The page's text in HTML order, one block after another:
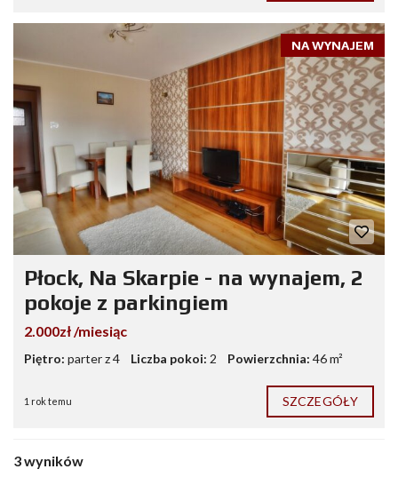
NA WYNAJEM
Płock, Na Skarpie - na wynajem, 2
pokoje z parkingiem
2.000zł /miesiąc
Piętro: parter z 4 Liczba pokoi: 2 Powierzchnia: 46 m²
1 rok temu SZCZEGÓŁY
3 wyników